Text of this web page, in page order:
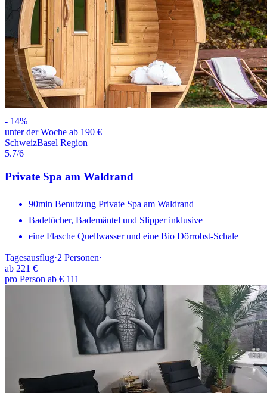
- 14%
unter der Woche ab 190 €
SchweizBasel Region
5.7/6
Private Spa am Waldrand
90min Benutzung Private Spa am Waldrand
Badetücher, Bademäntel und Slipper inklusive
eine Flasche Quellwasser und eine Bio Dörrobst-Schale
Tagesausflug·2 Personen·
ab 221 €
pro Person ab € 111